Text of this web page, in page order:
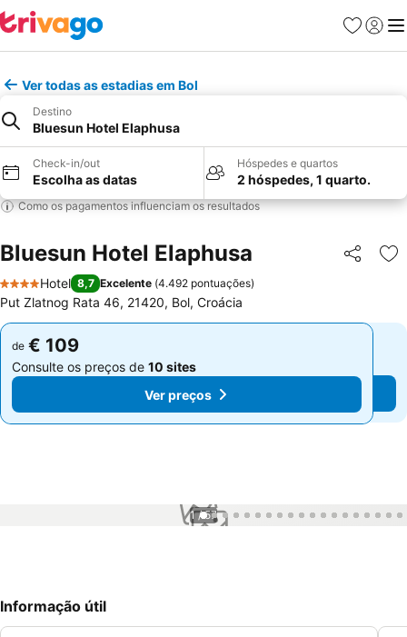
Favoritos
Iniciar
Ver todas as estadias em Bol
Destino
Bluesun Hotel Elaphusa
Check-in/out
Escolha as datas
Hóspedes e quartos
2 hóspedes, 1 quarto.
Como os pagamentos influenciam os resultados
Bluesun Hotel Elaphusa Partilhar
4 Estrelas
Hotel 8,7 Excelente (4.492 pontuações)
Put Zlatnog Rata 46, 21420, Bol, Croácia
de € 109
Consulte os preços de 10 sites
Ver preços
de € 109
Consulte os preços de 10 sites
Ver preços
1 / 57
Informação útil